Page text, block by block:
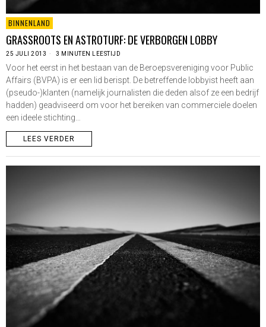
BINNENLAND
GRASSROOTS EN ASTROTURF: DE VERBORGEN LOBBY
25 JULI 2013 3 MINUTEN LEESTIJD
Voor het eerst in het bestaan van de Beroepsvereniging voor Public
Affairs (BVPA) is er een lid berispt. De betreffende lobbyist heeft aan
(pseudo-)klanten (namelijk journalisten die deden alsof ze een bedrijf
hadden) geadviseerd om voor het bereiken van commerciele doelen
een ideele stichting…
LEES VERDER